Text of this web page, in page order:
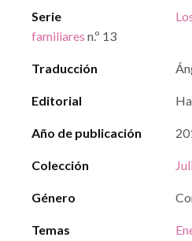
Serie
familiares n.º 13
Traducción
Editorial
Año de publicación
Colección
Género
Temas